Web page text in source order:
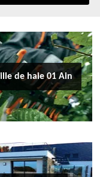
de haie 01 Ain